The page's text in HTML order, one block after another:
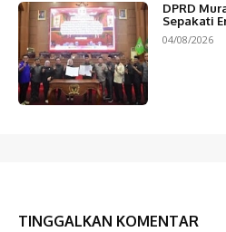
DPRD
Sepakati
04/08/2026
TINGGALKAN KOMENTAR